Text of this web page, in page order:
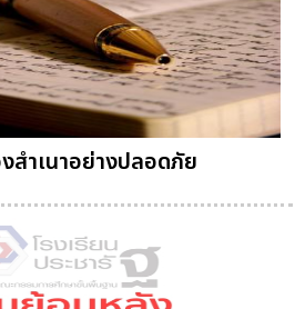
สำเนาอย่างปลอดภัย